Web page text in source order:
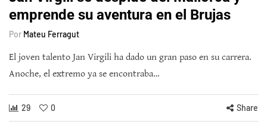
emprende su aventura en el Brujas
Por Mateu Ferragut
El joven talento Jan Virgili ha dado un gran paso en su carrera.
Anoche, el extremo ya se encontraba…
29 0 Share